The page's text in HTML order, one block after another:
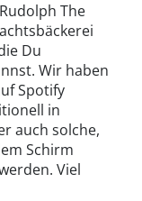
The
Du
Wir haben
Spotify
in
auch solche,
Schirm
Viel